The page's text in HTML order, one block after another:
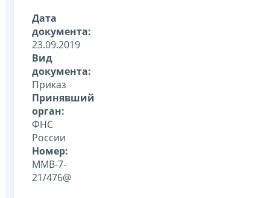
Дата
документа:
23.09.2019
Вид
документа:
Приказ
Принявший
орган:
ФНС
России
Номер:
ММВ-7-
21/476@